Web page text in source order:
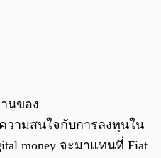
นของ
วามสนใจกับการลงทุนใน
money จะมาแทนที่ Fiat